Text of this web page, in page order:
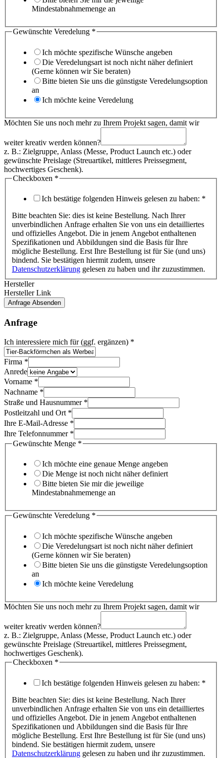
Mindestabnahmemenge an
Gewünschte Veredelung *
Ich möchte spezifische Wünsche angeben
Die Veredelungsart ist noch nicht näher definiert
(Gerne können wir Sie beraten)
Bitte bieten Sie uns die günstigste Veredelungsoption
an
Ich möchte keine Veredelung
und
werden
Möchten Sie uns noch mehr zu Ihrem Projekt sagen, damit wir
weiter kreativ werden können?
z. B.: Zielgruppe, Anlass (Messe, Product Launch etc.) oder
gewünschte Preislage (Streuartikel, mittleres Preissegment,
hochwertiges Geschenk).
Checkboxen *
Ich bestätige folgenden Hinweis gelesen zu haben: *
Bitte beachten Sie: dies ist keine Bestellung. Nach Ihrer
unverbindlichen Anfrage erhalten Sie von uns ein detailliertes
und offizielles Angebot. Die in jenem Angebot enthaltenen
Spezifikationen und Abbildungen sind die Basis für Ihre
mögliche Bestellung. Erst Ihre Bestellung ist für Sie (und uns)
bindend. Sie bestätigen hiermit zudem, unsere
Datenschutzerklärung gelesen zu haben und ihr zuzustimmen.
Hersteller
Hersteller Link
Anfrage Absenden
Anfrage
Ich interessiere mich für (ggf. ergänzen) *
Firma *
Anrede
Vorname *
Nachname *
Straße und Hausnummer *
Postleitzahl und Ort *
Ihre E-Mail-Adresse *
Ihre Telefonnummer *
Gewünschte Menge *
Ich möchte eine genaue Menge angeben
Die Menge ist noch nicht näher definiert
Bitte bieten Sie mir die jeweilige
Mindestabnahmemenge an
undGewünschte Veredelung *
Ich möchte spezifische Wünsche angeben
Die Veredelungsart ist noch nicht näher definiert
(Gerne können wir Sie beraten)
Bitte bieten Sie uns die günstigste Veredelungsoption
an
Ich möchte keine Veredelung
Möchten Sie uns noch mehr zu Ihrem Projekt sagen, damit wir
weiter kreativ werden können?
z. B.: Zielgruppe, Anlass (Messe, Product Launch etc.) oder
gewünschte Preislage (Streuartikel, mittleres Preissegment,
hochwertiges Geschenk).
Checkboxen *
Ich bestätige folgenden Hinweis gelesen zu haben: *
Bitte beachten Sie: dies ist keine Bestellung. Nach Ihrer
unverbindlichen Anfrage erhalten Sie von uns ein detailliertes
und offizielles Angebot. Die in jenem Angebot enthaltenen
Spezifikationen und Abbildungen sind die Basis für Ihre
mögliche Bestellung. Erst Ihre Bestellung ist für Sie (und uns)
bindend. Sie bestätigen hiermit zudem, unsere
Datenschutzerklärung gelesen zu haben und ihr zuzustimmen.